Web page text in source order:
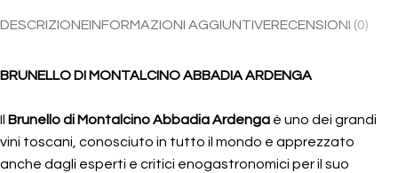
DESCRIZIONEINFORMAZIONI AGGIUNTIVERECENSIONI (0)
BRUNELLO DI MONTALCINO ABBADIA ARDENGA
Il Brunello di Montalcino Abbadia Ardenga è uno dei grandi
vini toscani, conosciuto in tutto il mondo e apprezzato
anche dagli esperti e critici enogastronomici per il suo